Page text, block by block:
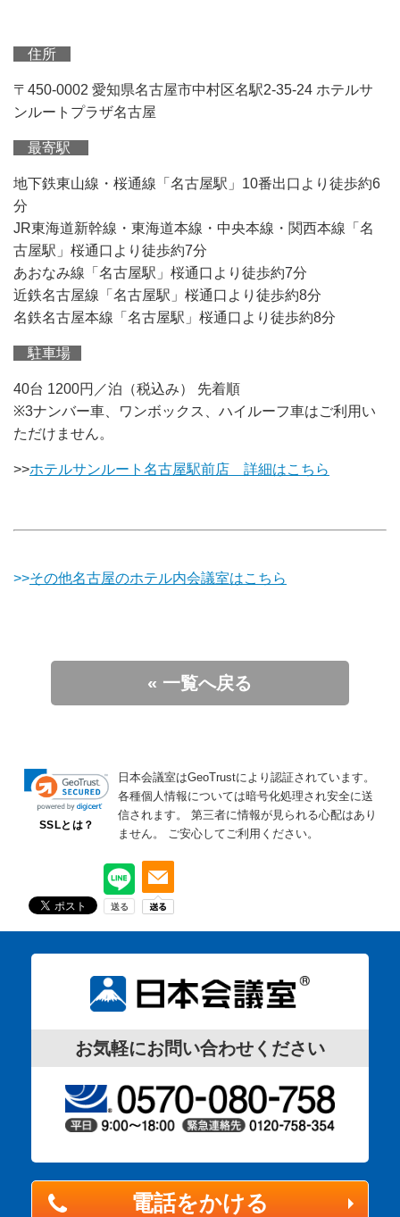
住所
〒450-0002 愛知県名古屋市中村区名駅2-35-24 ホテルサ
ンルートプラザ名古屋
最寄駅
地下鉄東山線・桜通線「名古屋駅」10番出口より徒歩約6
分
JR東海道新幹線・東海道本線・中央本線・関西本線「名
古屋駅」桜通口より徒歩約7分
あおなみ線「名古屋駅」桜通口より徒歩約7分
近鉄名古屋線「名古屋駅」桜通口より徒歩約8分
名鉄名古屋本線「名古屋駅」桜通口より徒歩約8分
駐車場
40台 1200円／泊（税込み） 先着順
※3ナンバー車、ワンボックス、ハイルーフ車はご利用い
ただけません。
>>ホテルサンルート名古屋駅前店 詳細はこちら
>>その他名古屋のホテル内会議室はこちら
« 一覧へ戻る
SSLとは？
日本会議室はGeoTrustにより認証されています。
各種個人情報については暗号化処理され安全に送
信されます。
第三者に情報が見られる心配はあり
ません。
ご安心してご利用ください。
お気軽にお問い合わせください
電話をかける